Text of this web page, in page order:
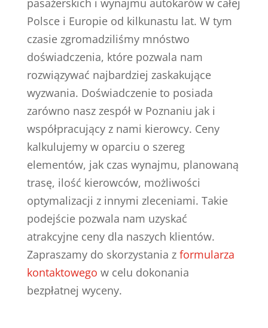
Polsce i Europie od kilkunastu lat. W tym
czasie zgromadziliśmy mnóstwo
doświadczenia, które pozwala nam
rozwiązywać najbardziej zaskakujące
wyzwania. Doświadczenie to posiada
zarówno nasz zespół w Poznaniu jak i
współpracujący z nami kierowcy. Ceny
kalkulujemy w oparciu o szereg
elementów, jak czas wynajmu, planowaną
trasę, ilość kierowców, możliwości
optymalizacji z innymi zleceniami. Takie
podejście pozwala nam uzyskać
atrakcyjne ceny dla naszych klientów.
Zapraszamy do skorzystania z formularza
kontaktowego w celu dokonania
bezpłatnej wyceny.